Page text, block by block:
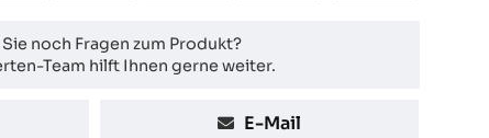
noch Fragen zum Produkt?
Team hilft Ihnen gerne weiter.
E-Mail